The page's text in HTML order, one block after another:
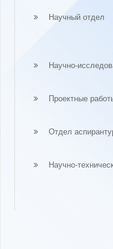
Научный отдел
Научно-
Проектные
Отдел
Научно-